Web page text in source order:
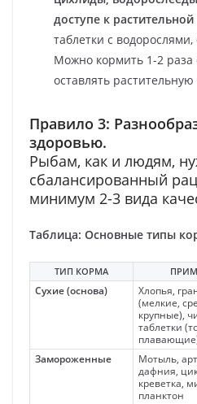
доступе к
таблетки с
Можно кормить 1-2
оставлять
Правило 3:
здоровью.
Рыбам, как и людям,
сбалансированный
минимум 2-3 вида
Таблица: Основные типы
ТИП КОРМА
Сухие (основа)
Хлопья,
(мелкие,
крупные),
таблетки
Замороженные
Мотыль,
дафния,
креветка,
планктон